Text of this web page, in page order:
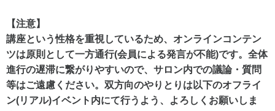
【注意】
講座という性格を重視しているため、オンラインコンテン
ツは原則として一方通行(会員による発言が不能)です。 全体
進行の遅滞に繋がりやすいので、サロン内での議論・質問
等はご遠慮ください。 双方向のやりとりは以下のオフライ
ン(リアル)イベント内にて行うよう、よろしくお願いしま